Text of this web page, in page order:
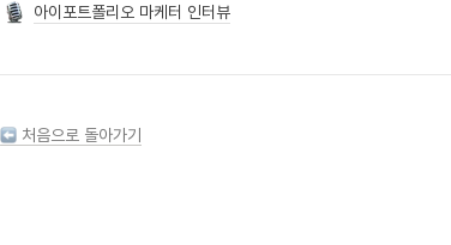
아이포트폴리오 마케터 인터뷰
처음으로 돌아가기